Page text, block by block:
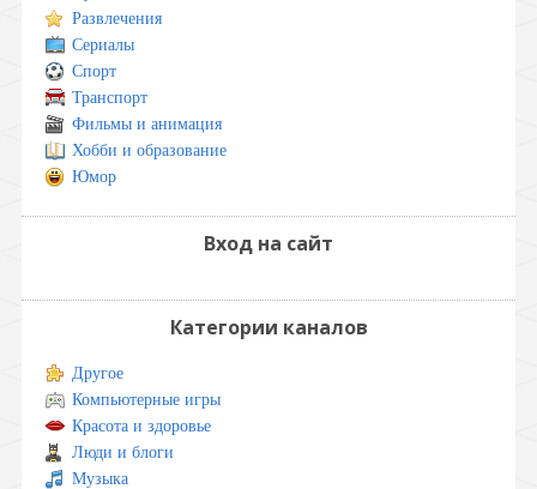
Развлечения
Сериалы
Спорт
Транспорт
Фильмы и анимация
Хобби и образование
Юмор
Вход на сайт
Категории каналов
Другое
Компьютерные игры
Красота и здоровье
Люди и блоги
Музыка